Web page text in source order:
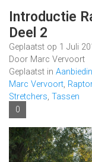
Introductie
Deel 2
Geplaatst op 1 Juli
Door Marc Vervoort
Geplaatst in
Marc Vervoort,
Stretchers, Tassen
0